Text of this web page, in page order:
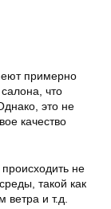
примерно
что
это не
качество
не
такой как
и т.д.